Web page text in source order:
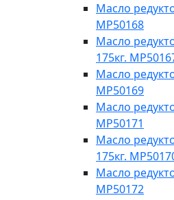
Масло
MP50168
Масло
175кг.
Масло
MP50169
Масло
MP50171
Масло
175кг.
Масло
MP50172